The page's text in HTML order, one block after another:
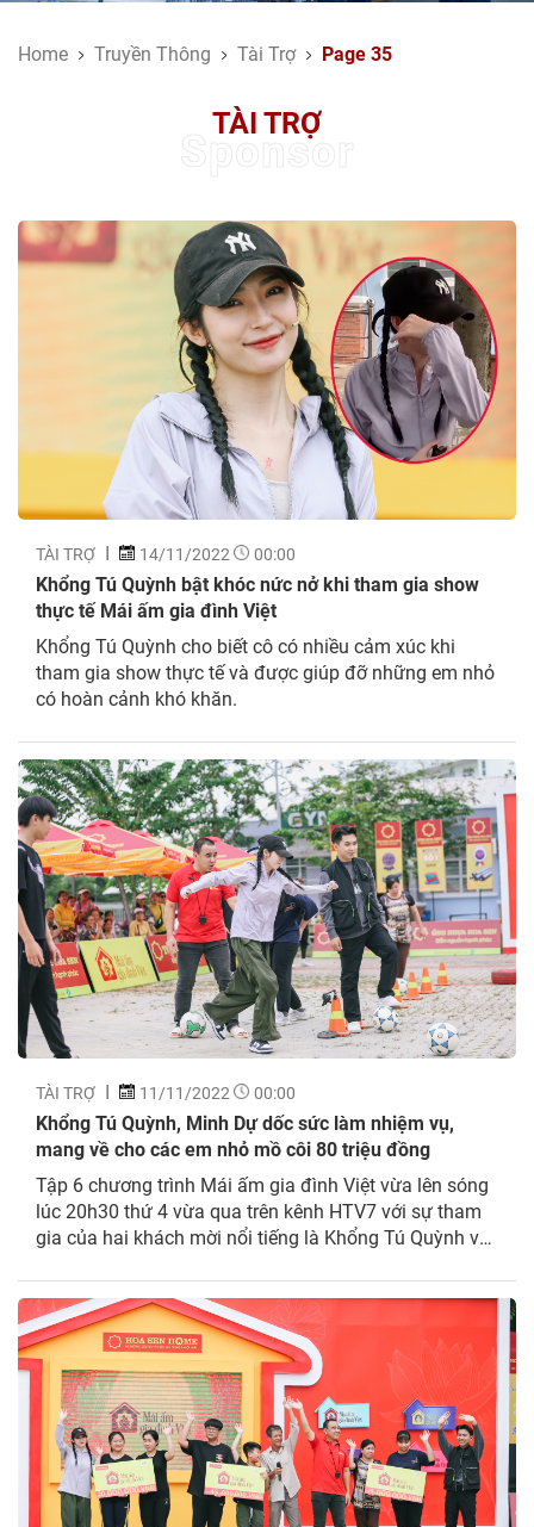
Home Truyền Thông Tài Trợ Page 35
TÀI TRỢ
Sponsor
TÀI TRỢ 14/11/2022 00:00
Khổng Tú Quỳnh bật khóc nức nở khi tham gia show
thực tế Mái ấm gia đình Việt
Khổng Tú Quỳnh cho biết cô có nhiều cảm xúc khi
tham gia show thực tế và được giúp đỡ những em nhỏ
có hoàn cảnh khó khăn.
TÀI TRỢ 11/11/2022 00:00
Khổng Tú Quỳnh, Minh Dự dốc sức làm nhiệm vụ,
mang về cho các em nhỏ mồ côi 80 triệu đồng
Tập 6 chương trình Mái ấm gia đình Việt vừa lên sóng
lúc 20h30 thứ 4 vừa qua trên kênh HTV7 với sự tham
gia của hai khách mời nổi tiếng là Khổng Tú Quỳnh và
cho 3 hoàn cảnh của các bé: Huỳnh...